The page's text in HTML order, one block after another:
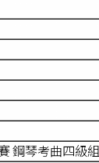
鋼琴考曲四級組